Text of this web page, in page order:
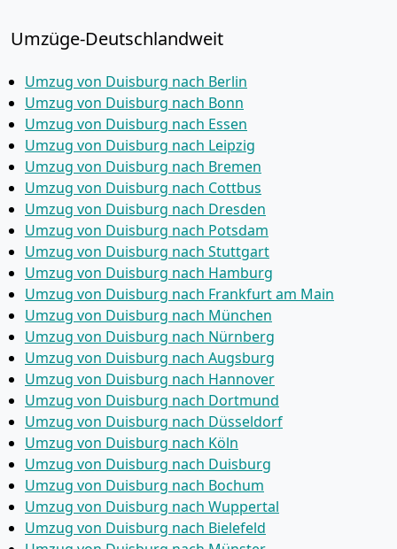
Umzüge-Deutschlandweit
Umzug von Duisburg nach Berlin
Umzug von Duisburg nach Bonn
Umzug von Duisburg nach Essen
Umzug von Duisburg nach Leipzig
Umzug von Duisburg nach Bremen
Umzug von Duisburg nach Cottbus
Umzug von Duisburg nach Dresden
Umzug von Duisburg nach Potsdam
Umzug von Duisburg nach Stuttgart
Umzug von Duisburg nach Hamburg
Umzug von Duisburg nach Frankfurt am Main
Umzug von Duisburg nach München
Umzug von Duisburg nach Nürnberg
Umzug von Duisburg nach Augsburg
Umzug von Duisburg nach Hannover
Umzug von Duisburg nach Dortmund
Umzug von Duisburg nach Düsseldorf
Umzug von Duisburg nach Köln
Umzug von Duisburg nach Duisburg
Umzug von Duisburg nach Bochum
Umzug von Duisburg nach Wuppertal
Umzug von Duisburg nach Bielefeld